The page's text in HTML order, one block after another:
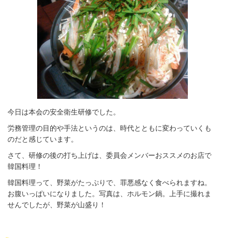
今日は本会の安全衛生研修でした。
労務管理の目的や手法というのは、時代とともに変わっていくも
のだと感じています。
さて、研修の後の打ち上げは、委員会メンバーおススメのお店で
韓国料理！
韓国料理って、野菜がたっぷりで、罪悪感なく食べられますね。
お腹いっぱいになりました。写真は、ホルモン鍋。上手に撮れま
せんでしたが、野菜が山盛り！